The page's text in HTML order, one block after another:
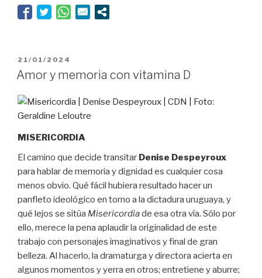
la
PUBLICADO
EL
21/01/2024
Amor y memoria con vitamina D
MISERICORDIA
El camino que decide transitar Denise Despeyroux
para hablar de memoria y dignidad es cualquier cosa
menos obvio. Qué fácil hubiera resultado hacer un
panfleto ideológico en torno a la dictadura uruguaya, y
qué lejos se sitúa Misericordiade esa otra vía. Sólo por
ello, merece la pena aplaudir la originalidad de este
trabajo con personajes imaginativos y final de gran
belleza. Al hacerlo, la dramaturga y directora acierta en
algunos momentos y yerra en otros; entretiene y aburre;